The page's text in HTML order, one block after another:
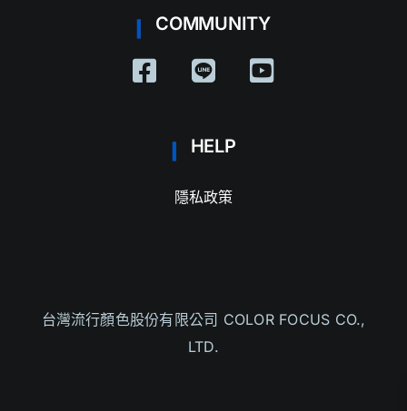
HELP
隱私政策
COMMUNITY
台灣流行顏色股份有限公司 COLOR FOCUS CO.,
LTD.